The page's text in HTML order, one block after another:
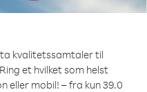
kvalitetssamtaler til
Ring et hvilket som helst
eller mobil! – fra kun 39.0